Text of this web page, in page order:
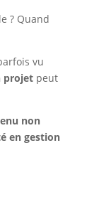
? Quand
vu
projetpeut
non
en gestion